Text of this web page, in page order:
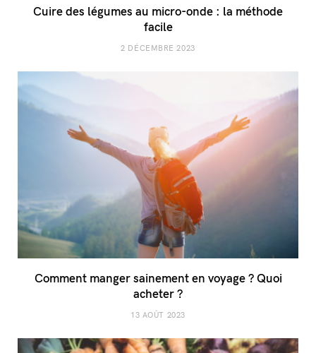
Cuire des légumes au micro-onde : la méthode
facile
2 DÉCEMBRE 2023
Comment manger sainement en voyage ? Quoi
acheter ?
13 AOÛT 2023